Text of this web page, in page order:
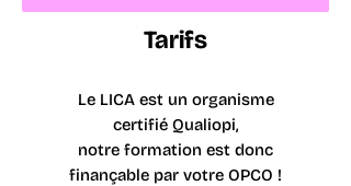
Tarifs
Le LICA est un organisme
certifié Qualiopi,
notre formation est donc
finançable par votre OPCO !